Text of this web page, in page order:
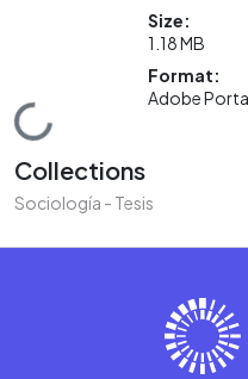
Loading...
Size:
1.18 MB
Format:
Adobe
Collections
Sociología - Tesis